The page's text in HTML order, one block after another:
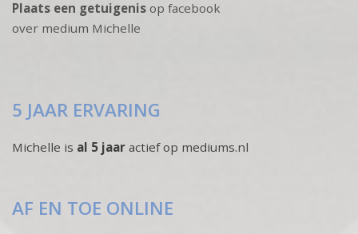
Plaats een getuigenis op facebook
over medium Michelle
5 JAAR ERVARING
Michelle is al 5 jaar actief op mediums.nl
AF EN TOE ONLINE